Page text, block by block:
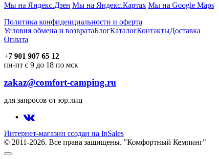
Мы на Яндекс.Дзен Мы на Яндекс.Картах Мы на Google Maps
Политика конфиденциальности и оферта
Условия обмена и возвратаБлогКаталогКонтактыДоставка
Оплата
+7 901 907 65 12
пн-пт с 9 до 18 по мск
zakaz@comfort-camping.ru
для запросов от юр.лиц
Интернет-магазин создан на InSales
© 2011-2026. Все права защищены. "Комфортный Кемпинг"